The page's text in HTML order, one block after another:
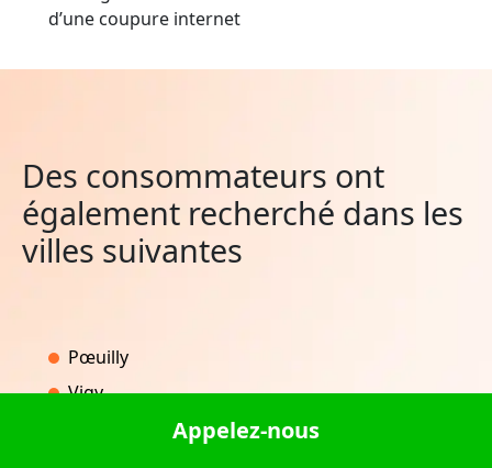
d’une coupure internet
Des consommateurs ont
également recherché dans les
villes suivantes
Pœuilly
Vigy
Appelez-nous